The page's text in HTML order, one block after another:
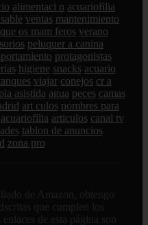
alimentaci n acuariofilia
ventas mantenimiento
os mam feros verano
peluquer a canina
protagonistas
higiene snacks acuario
viajar conejos cr a
asistida agua peces camas
art culos nombres para
acuariofilia articulos canal tv
tablon de anuncios
zona pro
de Amazon, obtengo
que cumplen los
de esta página son